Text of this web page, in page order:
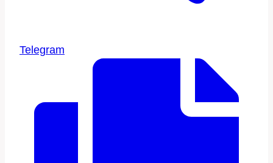
Telegram